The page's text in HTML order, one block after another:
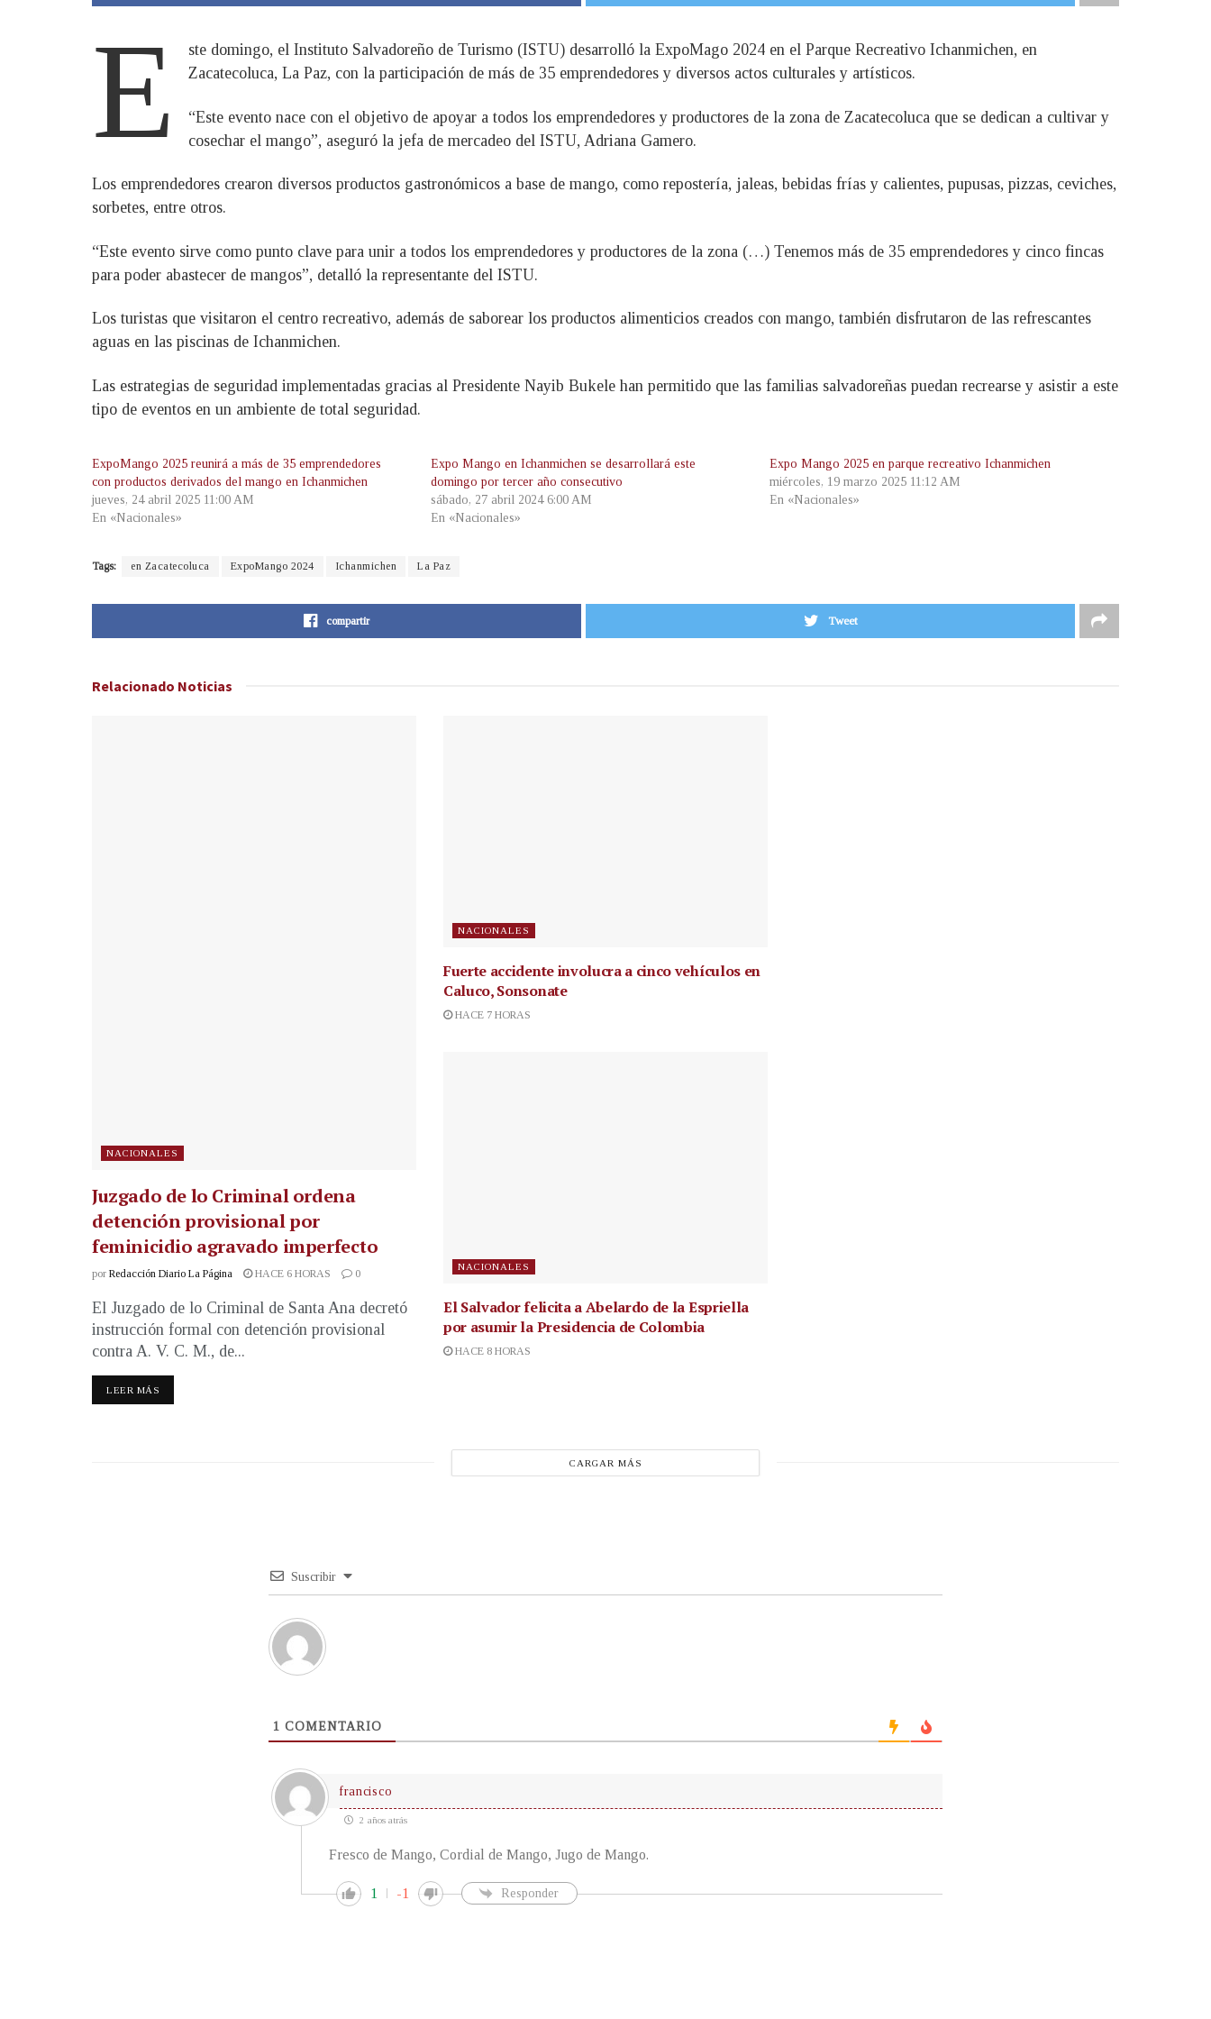
E
ste domingo, el Instituto Salvadoreño de Turismo (ISTU) desarrolló la ExpoMago 2024 en el Parque Recreativo Ichanmichen, en
Zacatecoluca, La Paz, con la participación de más de 35 emprendedores y diversos actos culturales y artísticos.
“Este evento nace con el objetivo de apoyar a todos los emprendedores y productores de la zona de Zacatecoluca que se dedican a cultivar y
cosechar el mango”, aseguró la jefa de mercadeo del ISTU, Adriana Gamero.
Los emprendedores crearon diversos productos gastronómicos a base de mango, como repostería, jaleas, bebidas frías y calientes, pupusas, pizzas, ceviches,
sorbetes, entre otros.
“Este evento sirve como punto clave para unir a todos los emprendedores y productores de la zona (…) Tenemos más de 35 emprendedores y cinco fincas
para poder abastecer de mangos”, detalló la representante del ISTU.
Los turistas que visitaron el centro recreativo, además de saborear los productos alimenticios creados con mango, también disfrutaron de las refrescantes
aguas en las piscinas de Ichanmichen.
Las estrategias de seguridad implementadas gracias al Presidente Nayib Bukele han permitido que las familias salvadoreñas puedan recrearse y asistir a este
tipo de eventos en un ambiente de total seguridad.
ExpoMango 2025 reunirá a más de 35 emprendedores
con productos derivados del mango en Ichanmichen
jueves, 24 abril 2025 11:00 AM
En «Nacionales»
Expo Mango en Ichanmichen se desarrollará este
domingo por tercer año consecutivo
sábado, 27 abril 2024 6:00 AM
En «Nacionales»
Expo Mango 2025 en parque recreativo Ichanmichen
miércoles, 19 marzo 2025 11:12 AM
En «Nacionales»
Tags: en Zacatecoluca ExpoMango 2024 Ichanmichen La Paz
compartir Tweet
Relacionado Noticias
NACIONALES
Juzgado de lo Criminal ordena
detención provisional por
feminicidio agravado imperfecto
por Redacción Diario La Página HACE 6 HORAS 0
El Juzgado de lo Criminal de Santa Ana decretó
instrucción formal con detención provisional
contra A. V. C. M., de...
LEER MÁS
NACIONALES
Fuerte accidente involucra a cinco vehículos en
Caluco, Sonsonate
HACE 7 HORAS
NACIONALES
El Salvador felicita a Abelardo de la Espriella
por asumir la Presidencia de Colombia
HACE 8 HORAS
CARGAR MÁS
Suscribir
1 COMENTARIO
francisco
2 años atrás
Fresco de Mango, Cordial de Mango, Jugo de Mango.
1 -1 Responder